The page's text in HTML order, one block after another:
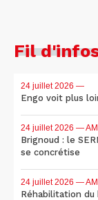
Fil
24 juillet 2026 —
Engo voit plus
24 juillet 2026 —
Brignoud : le
se concrétise
24 juillet 2026 —
Réhabilitation